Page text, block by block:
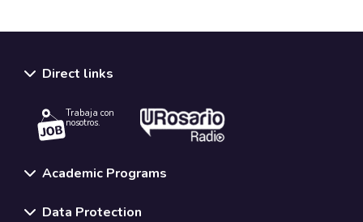
Direct links
Trabaja con
nosotros.
Academic Programs
Data Protection